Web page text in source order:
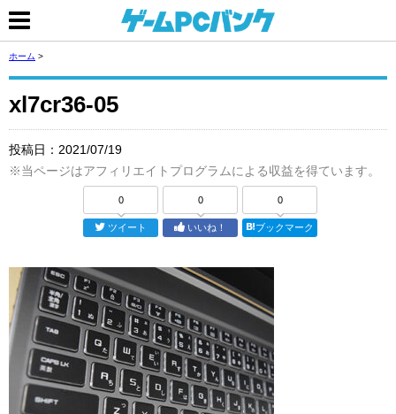
ホーム >
xl7cr36-05
投稿日： 2021/07/19
※当ページはアフィリエイトプログラムによる収益を得ています。
0
ツイート
0
いいね！
0
ブックマーク